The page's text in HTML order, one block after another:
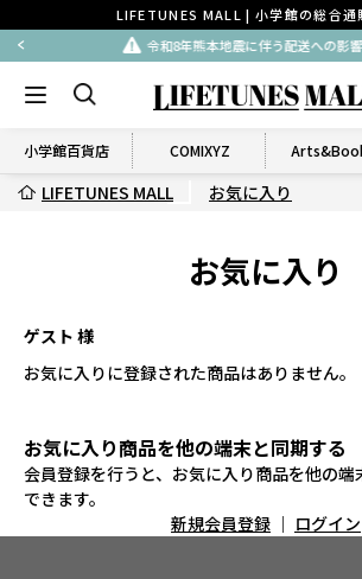
LIFETUNES MALL | 小学館の総合通
令和8年熊本地震に伴う配送への影
小学館百貨店 COMIXYZ
LIFETUNES MALL お気に入り
お気に入り
ゲスト 様
お気に入りに登録された商品はありません。
お気に入り商品を他の端末と同期する
会員登録を行うと、お気に入り商品を他の
できます。
新規会員登録 ｜ ログイン